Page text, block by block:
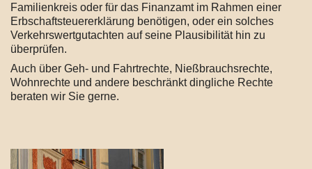
Familienkreis oder für das Finanzamt im Rahmen einer
Erbschaftsteuererklärung benötigen, oder ein solches
Verkehrswertgutachten auf seine Plausibilität hin zu
überprüfen.
Auch über Geh- und Fahrtrechte, Nießbrauchsrechte,
Wohnrechte und andere beschränkt dingliche Rechte
beraten wir Sie gerne.